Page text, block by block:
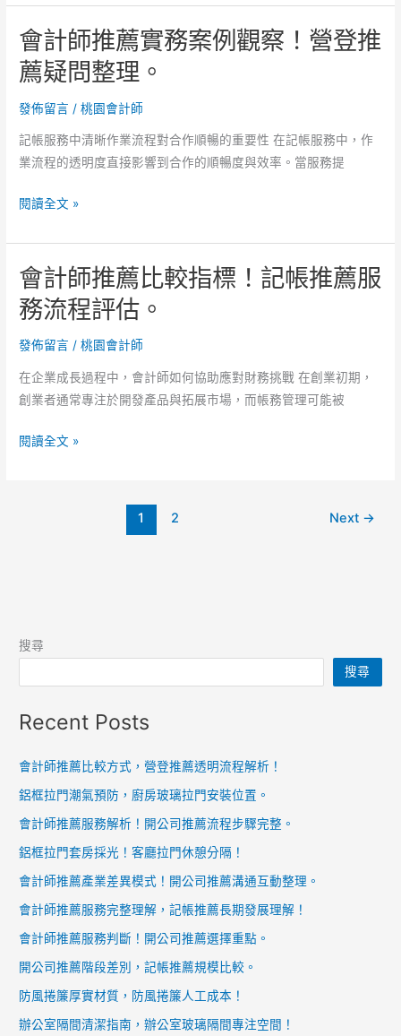
薦
觀
念
解
讀！
師
推
薦
產
業
求
模
營
薦
流
程
說
明
整
會計師推薦實務案例觀察！營登推
薦疑問整理。
發佈留言 /桃園會計師
記帳服務中清晰作業流程對合作順暢的重要性 在記帳服務中，作
業流程的透明度直接影響到合作的順暢度與效率。當服務提
會
師
推
薦
實
務
例
觀
營
閱讀全文 »
會計師推薦比較指標！記帳推薦服
務流程評估。
發佈留言 /桃園會計師
在企業成長過程中，會計師如何協助應對財務挑戰 在創業初期，
創業者通常專注於開發產品與拓展市場，而帳務管理可能被
會
記
推
服
流
程
評
估。
閱讀全文 »
1 2 Next →
搜尋
搜尋
Recent Posts
會計師推薦比較方式，營登推薦透明流程解析！
鋁框拉門潮氣預防，廚房玻璃拉門安裝位置。
會計師推薦服務解析！開公司推薦流程步驟完整。
鋁框拉門套房採光！客廳拉門休憩分隔！
會計師推薦產業差異模式！開公司推薦溝通互動整理。
會計師推薦服務完整理解，記帳推薦長期發展理解！
會計師推薦服務判斷！開公司推薦選擇重點。
開公司推薦階段差別，記帳推薦規模比較。
防風捲簾厚實材質，防風捲簾人工成本！
辦公室隔間清潔指南，辦公室玻璃隔間專注空間！